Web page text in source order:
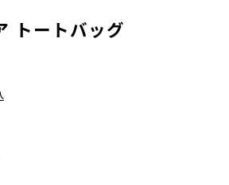
トートバッグ